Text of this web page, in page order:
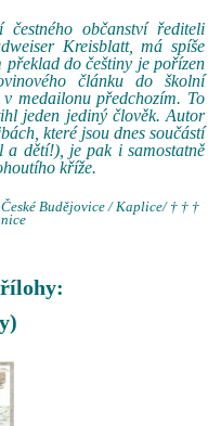
čestného občanství řediteli
Kreisblatt, má spíše
překlad do češtiny je pořízen
článku do školní
medailonu předchozím. To
jeden jediný člověk. Autor
které jsou dnes součástí
dětí!), je pak i samostatně
kříže.
Budějovice / Kaplice/ † † †